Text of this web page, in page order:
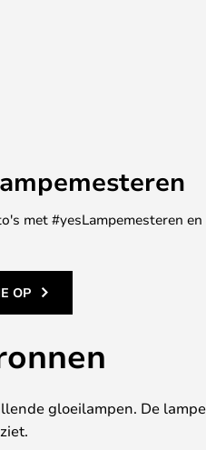
met #yesLampemesteren
OP
gloeilampen. De